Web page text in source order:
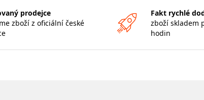
prodejce
zboží z oficiální české
Fakt rychlé
zboží skladem
hodin